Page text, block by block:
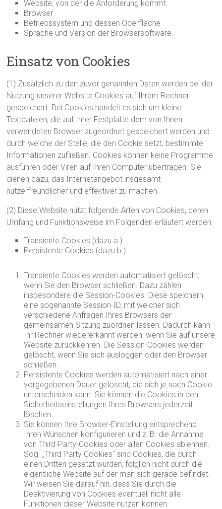
Website, von der die Anforderung kommt
Browser
Betriebssystem und dessen Oberfläche
Sprache und Version der Browsersoftware.
Einsatz von Cookies
(1) Zusätzlich zu den zuvor genannten Daten werden bei der
Nutzung unserer Website Cookies auf Ihrem Rechner
gespeichert. Bei Cookies handelt es sich um kleine
Textdateien, die auf Ihrer Festplatte dem von Ihnen
verwendeten Browser zugeordnet gespeichert werden und
durch welche der Stelle, die den Cookie setzt, bestimmte
Informationen zufließen. Cookies können keine Programme
ausführen oder Viren auf Ihren Computer übertragen. Sie
dienen dazu, das Internetangebot insgesamt
nutzerfreundlicher und effektiver zu machen.
(2) Diese Website nutzt folgende Arten von Cookies, deren
Umfang und Funktionsweise im Folgenden erläutert werden:
Transiente Cookies (dazu a.)
Persistente Cookies (dazu b.).
Transiente Cookies werden automatisiert gelöscht,
wenn Sie den Browser schließen. Dazu zählen
insbesondere die Session-Cookies. Diese speichern
eine sogenannte Session-ID, mit welcher sich
verschiedene Anfragen Ihres Browsers der
gemeinsamen Sitzung zuordnen lassen. Dadurch kann
Ihr Rechner wiedererkannt werden, wenn Sie auf unsere
Website zurückkehren. Die Session-Cookies werden
gelöscht, wenn Sie sich ausloggen oder den Browser
schließen.
Persistente Cookies werden automatisiert nach einer
vorgegebenen Dauer gelöscht, die sich je nach Cookie
unterscheiden kann. Sie können die Cookies in den
Sicherheitseinstellungen Ihres Browsers jederzeit
löschen.
Sie können Ihre Browser-Einstellung entsprechend
Ihren Wünschen konfigurieren und z. B. die Annahme
von Third-Party-Cookies oder allen Cookies ablehnen.
Sog. „Third Party Cookies“ sind Cookies, die durch
einen Dritten gesetzt wurden, folglich nicht durch die
eigentliche Website auf der man sich gerade befindet.
Wir weisen Sie darauf hin, dass Sie durch die
Deaktivierung von Cookies eventuell nicht alle
Funktionen dieser Website nutzen können.